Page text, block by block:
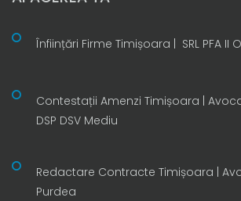
Înființări Firme Timișoara | SRL PFA II
Contestații Amenzi Timișoara | Avocat
DSP DSV Mediu
Redactare Contracte Timișoara |
Purdea